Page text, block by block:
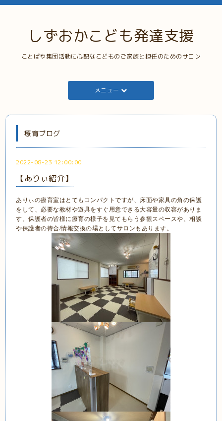
しずおかこども発達支援
ことばや集団活動に心配なこどものご家族と担任のためのサロン
メニュー
療育ブログ
2022-08-23 12:00:00
【ありぃ紹介】
ありぃの療育室はとてもコンパクトですが、床面や家具の角の保護
をして、必要な教材や遊具をすぐ用意できる大容量の収容がありま
す。保護者の皆様に療育の様子を見てもらう参観スペースや、相談
や保護者の待合/情報交換の場としてサロンもあります。